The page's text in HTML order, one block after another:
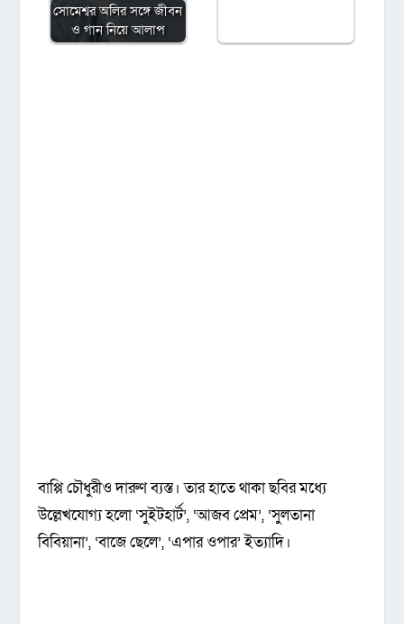
সোমেশ্বর অলির সঙ্গে জীবন
ও গান নিয়ে আলাপ
বাপ্পি চৌধুরীও দারুণ ব্যস্ত। তার হাতে থাকা ছবির মধ্যে
উল্লেখযোগ্য হলো ‘সুইটহার্ট’, ‘আজব প্রেম’, ‘সুলতানা
বিবিয়ানা’, ‘বাজে ছেলে’, ‘এপার ওপার’ ইত্যাদি।